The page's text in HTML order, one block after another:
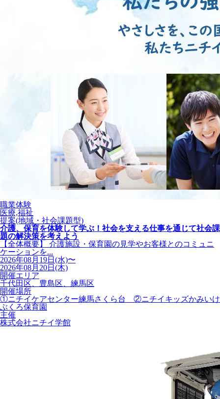
職業体験
医療,福祉
提案(地域・社会課題型)
介護、保育を体験して学ぶ！社会を支える仕事を通じて社会課
題の解決策を考えよう
【全体概要】 介護施設・保育園の見学やお客様とのコミュニ
ケーションを...
2026年08月19日(水)〜
2026年08月20日(木)
開催エリア
千代田区、豊島区、練馬区
開催場所
①ニチイケアセンター練馬さくら台 ②ニチイキッズかみいけ
ぶくろ保育園
主催
株式会社ニチイ学館